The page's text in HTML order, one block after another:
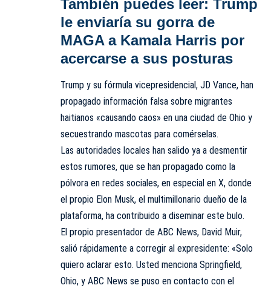
También puedes leer: Trump
le enviaría su gorra de
MAGA a Kamala Harris por
acercarse a sus posturas
Trump y su fórmula vicepresidencial, JD Vance, han
propagado información falsa sobre migrantes
haitianos «causando caos» en una ciudad de Ohio y
secuestrando mascotas para comérselas.
Las autoridades locales han salido ya a desmentir
estos rumores, que se han propagado como la
pólvora en redes sociales, en especial en X, donde
el propio Elon Musk, el multimillonario dueño de la
plataforma, ha contribuido a diseminar este bulo.
El propio presentador de ABC News, David Muir,
salió rápidamente a corregir al expresidente: «Solo
quiero aclarar esto. Usted menciona Springfield,
Ohio, y ABC News se puso en contacto con el